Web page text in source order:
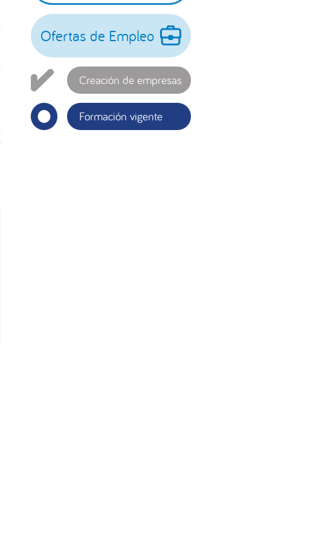
principal
Ofertas de Empleo
Creación de empresas
Formación vigente